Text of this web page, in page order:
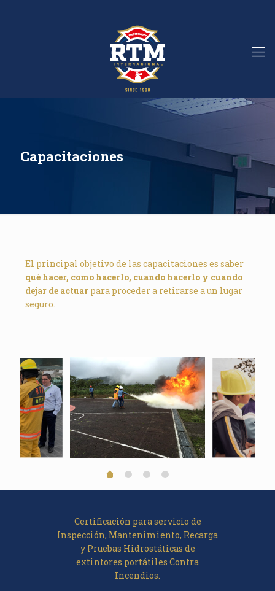
Capacitaciones
El principal objetivo de las capacitaciones es saber
qué hacer, como hacerlo, cuando hacerlo y cuando
dejar de actuarpara proceder a retirarse a un lugar
seguro.
Certificación para servicio de
Inspección, Mantenimiento, Recarga
y Pruebas Hidrostáticas de
extintores portátiles Contra
Incendios.